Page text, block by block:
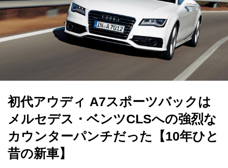
初代アウディ A7スポーツバックは
メルセデス・ベンツCLSへの強烈な
カウンターパンチだった【10年ひと
昔の新車】